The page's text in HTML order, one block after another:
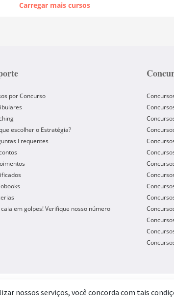
Carregar mais cursos
por Concurso
escolher o Estratégia?
Frequentes
caia em golpes! Verifique nosso número